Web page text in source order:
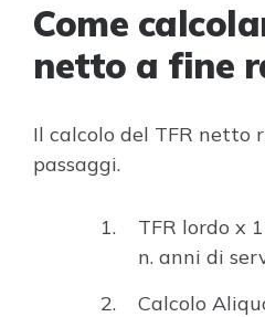
Come
netto a fine
Il calcolo del TFR netto
passaggi.
TFR lordo x
n. anni di
Calcolo